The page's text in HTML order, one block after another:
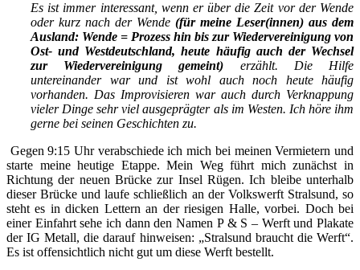
Es ist immer interessant, wenn er über die Zeit vor der Wende
oder kurz nach der Wende (für meine Leser(innen) aus dem
Ausland: Wende = Prozess hin bis zur Wiedervereinigung von
Ost- und Westdeutschland, heute häufig auch der Wechsel
zur Wiedervereinigung gemeint) erzählt. Die Hilfe
untereinander war und ist wohl auch noch heute häufig
vorhanden. Das Improvisieren war auch durch Verknappung
vieler Dinge sehr viel ausgeprägter als im Westen. Ich höre ihm
gerne bei seinen Geschichten zu.
Gegen 9:15 Uhr verabschiede ich mich bei meinen Vermietern und
starte meine heutige Etappe. Mein Weg führt mich zunächst in
Richtung der neuen Brücke zur Insel Rügen. Ich bleibe unterhalb
dieser Brücke und laufe schließlich an der Volkswerft Stralsund, so
steht es in dicken Lettern an der riesigen Halle, vorbei. Doch bei
einer Einfahrt sehe ich dann den Namen P & S – Werft und Plakate
der IG Metall, die darauf hinweisen: „Stralsund braucht die Werft“.
Es ist offensichtlich nicht gut um diese Werft bestellt.